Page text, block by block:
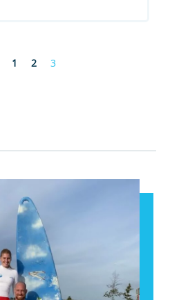
1 2 3